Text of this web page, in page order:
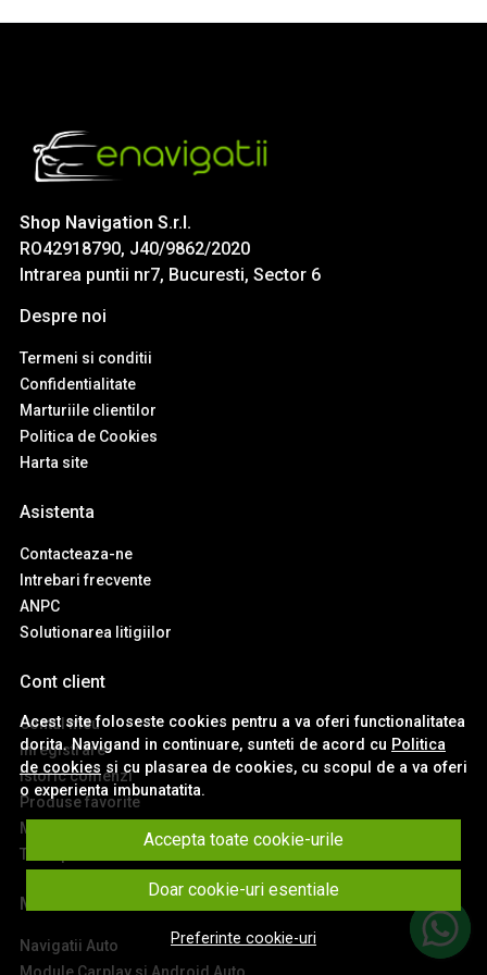
Acest site foloseste cookies pentru a va oferi functionalitatea
dorita. Navigand in continuare, sunteti de acord cu Politica
de cookies si cu plasarea de cookies, cu scopul de a va oferi
o experienta imbunatatita.
Accepta toate cookie-urile
Doar cookie-uri esentiale
Preferinte cookie-uri
Shop Navigation S.r.l.
RO42918790, J40/9862/2020
Intrarea puntii nr7, Bucuresti, Sector 6
Despre noi
Termeni si conditii
Confidentialitate
Marturiile clientilor
Politica de Cookies
Harta site
Asistenta
Contacteaza-ne
Intrebari frecvente
ANPC
Solutionarea litigiilor
Cont client
Contul meu
Inregistrare
Istoric comenzi
Produse favorite
Metode de plata
Transport si retururi
Main
Navigatii Auto
Module Carplay si Android Auto